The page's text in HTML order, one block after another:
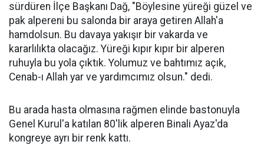
sürdüren İlçe Başkanı Dağ, "Böylesine yüreği güzel ve
pak alpereni bu salonda bir araya getiren Allah'a
hamdolsun. Bu davaya yakışır bir vakarda ve
kararlılıkta olacağız. Yüreği kıpır kıpır bir alperen
ruhuyla bu yola çıktık. Yolumuz ve bahtımız açık,
Cenab-ı Allah yar ve yardımcımız olsun." dedi.
Bu arada hasta olmasına rağmen elinde bastonuyla
Genel Kurul'a katılan 80'lik alperen Binali Ayaz'da
kongreye ayrı bir renk kattı.